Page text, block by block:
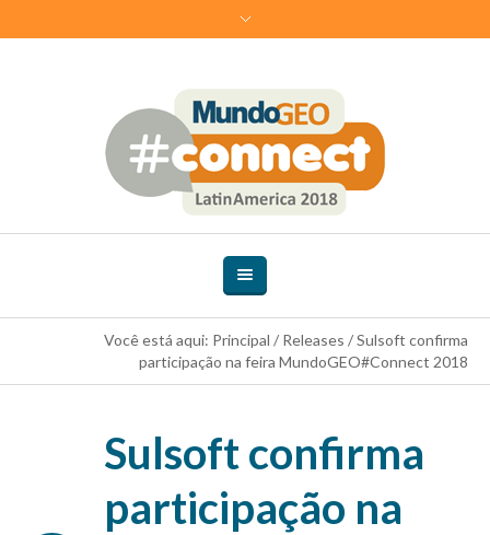
Você está aqui: Principal / Releases /Sulsoft confirma
participação na feira MundoGEO#Connect 2018
Sulsoft confirma
participação na